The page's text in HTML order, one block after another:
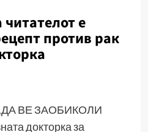
е
против рак
„ДА ВЕ ЗАОБИКОЛИ
докторка за